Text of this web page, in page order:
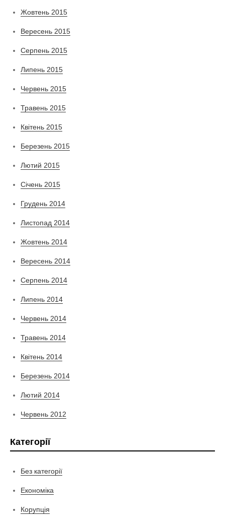
Жовтень 2015
Вересень 2015
Серпень 2015
Липень 2015
Червень 2015
Травень 2015
Квітень 2015
Березень 2015
Лютий 2015
Січень 2015
Грудень 2014
Листопад 2014
Жовтень 2014
Вересень 2014
Серпень 2014
Липень 2014
Червень 2014
Травень 2014
Квітень 2014
Березень 2014
Лютий 2014
Червень 2012
Категорії
Без категорії
Економіка
Корупція